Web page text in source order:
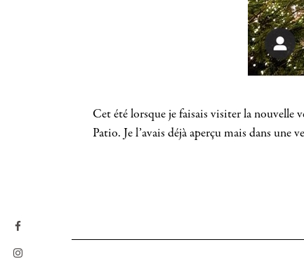
Cet été lorsque je faisais visiter la nouvelle
Patio. Je l’avais déjà aperçu mais dans